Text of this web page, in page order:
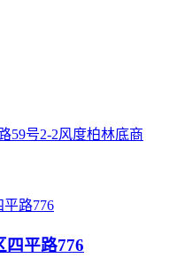
59号2-2风度柏林底商
四平路776